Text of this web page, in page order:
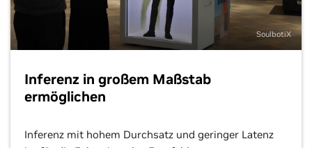
SoulbotiX
Inferenz in großem Maßstab
ermöglichen
Inferenz mit hohem Durchsatz und geringer Latenz